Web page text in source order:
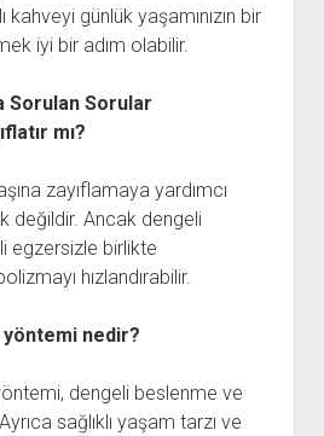
kahveyi günlük yaşamınızın bir
iyi bir adım olabilir.
Sorulan Sorular
mı?
zayıflamaya yardımcı
değildir. Ancak dengeli
egzersizle birlikte
hızlandırabilir.
yöntemi nedir?
dengeli beslenme ve
sağlıklı yaşam tarzı ve